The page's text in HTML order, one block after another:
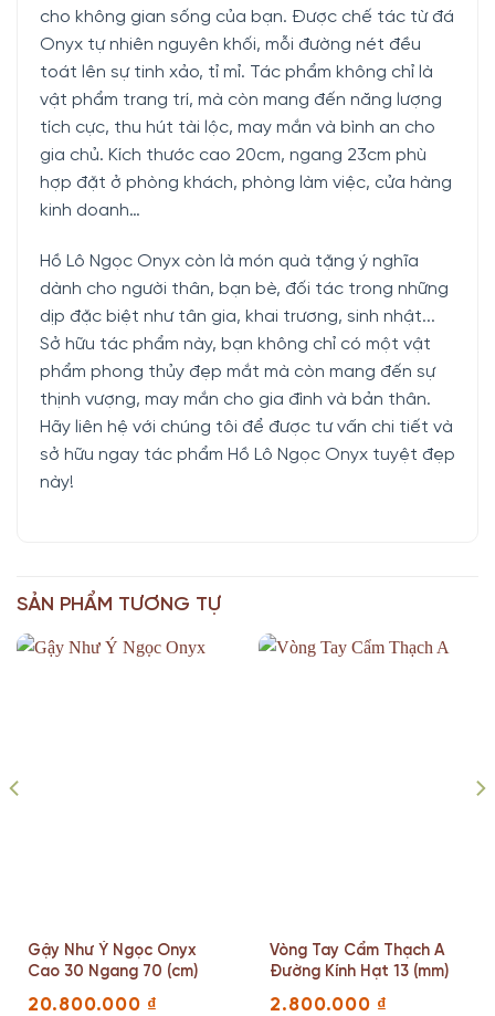
cho không gian sống của bạn. Được chế tác từ đá
Onyx tự nhiên nguyên khối, mỗi đường nét đều
toát lên sự tinh xảo, tỉ mỉ. Tác phẩm không chỉ là
vật phẩm trang trí, mà còn mang đến năng lượng
tích cực, thu hút tài lộc, may mắn và bình an cho
gia chủ. Kích thước cao 20cm, ngang 23cm phù
hợp đặt ở phòng khách, phòng làm việc, cửa hàng
kinh doanh…
Hồ Lô Ngọc Onyx còn là món quà tặng ý nghĩa
dành cho người thân, bạn bè, đối tác trong những
dịp đặc biệt như tân gia, khai trương, sinh nhật...
Sở hữu tác phẩm này, bạn không chỉ có một vật
phẩm phong thủy đẹp mắt mà còn mang đến sự
thịnh vượng, may mắn cho gia đình và bản thân.
Hãy liên hệ với chúng tôi để được tư vấn chi tiết và
sở hữu ngay tác phẩm Hồ Lô Ngọc Onyx tuyệt đẹp
này!
SẢN PHẨM TƯƠNG TỰ
Gậy Như Ý Ngọc Onyx
Cao 30 Ngang 70 (cm)
20.800.000 ₫
Vòng Tay Cẩm Thạch A
Đường Kính Hạt 13 (mm)
2.800.000 ₫